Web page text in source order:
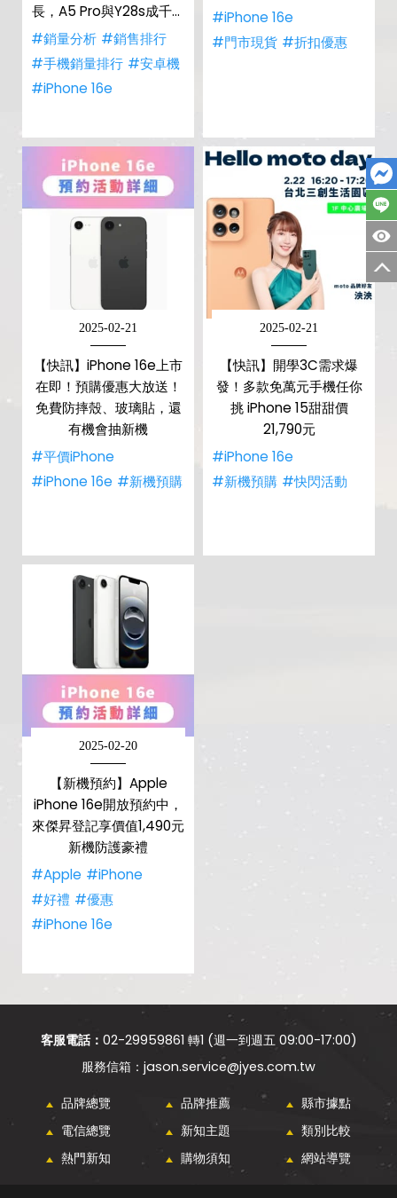
長，A5 Pro與Y28s成千元
機黑馬
#銷量分析 #銷售排行
#手機銷量排行 #安卓機
#iPhone 16e
#iPhone 16e
#門市現貨 #折扣優惠
2025-02-21
【快訊】iPhone 16e上市
在即！預購優惠大放送！
免費防摔殼、玻璃貼，還
有機會抽新機
#平價iPhone
#iPhone 16e #新機預購
2025-02-21
【快訊】開學3C需求爆
發！多款免萬元手機任你
挑 iPhone 15甜甜價
21,790元
#iPhone 16e
#新機預購 #快閃活動
2025-02-20
【新機預約】Apple
iPhone 16e開放預約中，
來傑昇登記享價值1,490元
新機防護豪禮
#Apple #iPhone
#好禮 #優惠
#iPhone 16e
客服電話： 02-29959861 轉1 (週一到週五 09:00-17:00)
jason.service@jyes.com.tw
品牌總覽 品牌推薦
縣市據點
電信總覽
新知主題
類別比較
熱門新知
購物須知 網站導覽